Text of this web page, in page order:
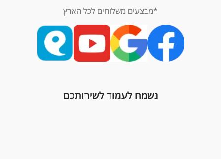
*מבצעים משלוחים לכל הארץ
נשמח לעמוד לשירותכם